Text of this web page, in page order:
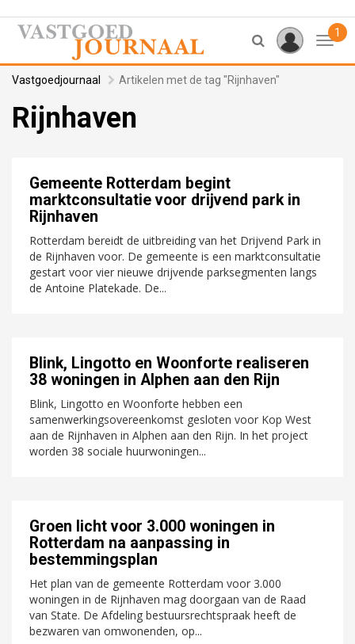
1
Vastgoedjournaal Artikelen met de tag "Rijnhaven"
Rijnhaven
Gemeente Rotterdam begint
marktconsultatie voor drijvend park in
Rijnhaven
Rotterdam bereidt de uitbreiding van het Drijvend Park in
de Rijnhaven voor. De gemeente is een marktconsultatie
gestart voor vier nieuwe drijvende parksegmenten langs
de Antoine Platekade. De...
Blink, Lingotto en Woonforte realiseren
38 woningen in Alphen aan den Rijn
Blink, Lingotto en Woonforte hebben een
samenwerkingsovereenkomst gesloten voor Kop West
aan de Rijnhaven in Alphen aan den Rijn. In het project
worden 38 sociale huurwoningen...
Groen licht voor 3.000 woningen in
Rotterdam na aanpassing in
bestemmingsplan
Het plan van de gemeente Rotterdam voor 3.000
woningen in de Rijnhaven mag doorgaan van de Raad
van State. De Afdeling bestuursrechtspraak heeft de
bezwaren van omwonenden, op...